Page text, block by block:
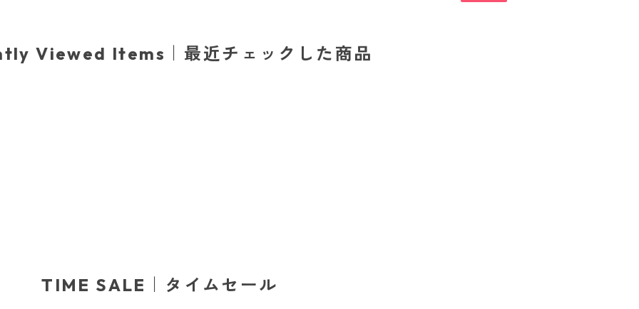
Viewed Items｜最近チェックした商品
TIME SALE｜タイムセール